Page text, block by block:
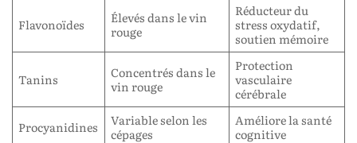
Flavonoïdes
Élevés dans le vin
rouge
Réducteur du
stress oxydatif,
soutien mémoire
Tanins
Concentrés dans le
vin rouge
Protection
vasculaire
cérébrale
Procyanidines
Variable selon les
cépages
Améliore la santé
cognitive